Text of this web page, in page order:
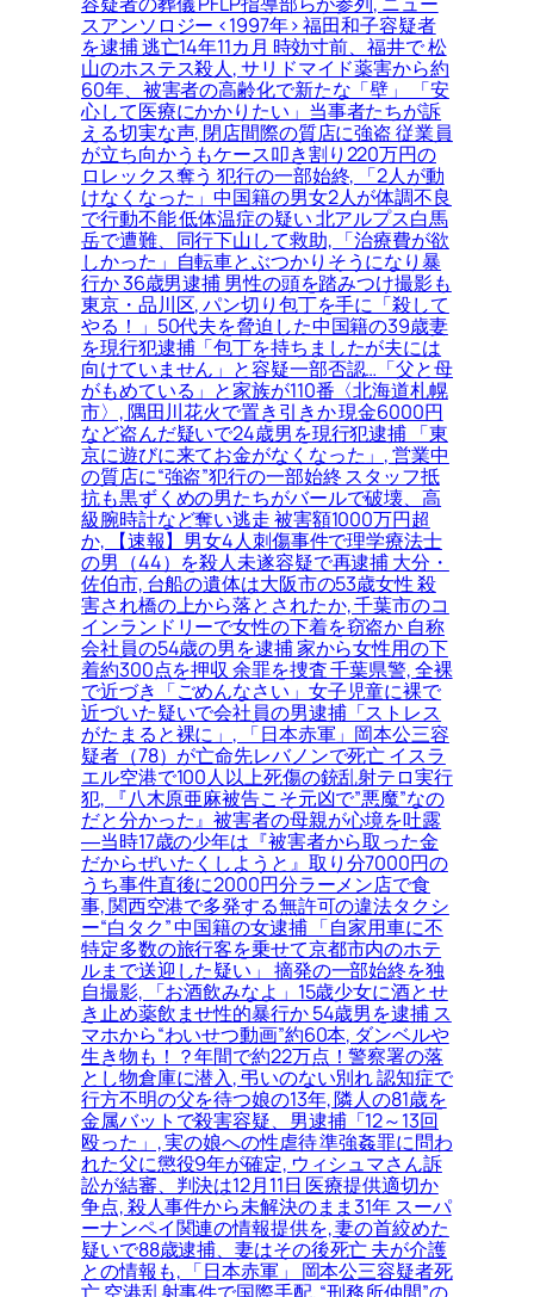
スアンソロジー <1997年> 福田和子容疑者
を逮捕 逃亡14年11カ月 時効寸前、福井で 松
山のホステス殺人, サリドマイド薬害から約
60年、被害者の高齢化で新たな「壁」 「安
心して医療にかかりたい」当事者たちが訴
える切実な声, 閉店間際の質店に強盗 従業員
が立ち向かうもケース叩き割り220万円の
ロレックス奪う 犯行の一部始終, 「2人が動
けなくなった」中国籍の男女2人が体調不良
で行動不能 低体温症の疑い 北アルプス白馬
岳で遭難、同行下山して救助, 「治療費が欲
しかった」自転車とぶつかりそうになり暴
行か 36歳男逮捕 男性の頭を踏みつけ撮影も
東京・品川区, パン切り包丁を手に「殺して
やる！」50代夫を脅迫した中国籍の39歳妻
を現行犯逮捕「包丁を持ちましたが夫には
向けていません」と容疑一部否認…「父と母
がもめている」と家族が110番〈北海道札幌
市〉, 隅田川花火で置き引きか 現金6000円
など盗んだ疑いで24歳男を現行犯逮捕 「東
京に遊びに来てお金がなくなった」, 営業中
の質店に“強盗”犯行の一部始終 スタッフ抵
抗も黒ずくめの男たちがバールで破壊、高
級腕時計など奪い逃走 被害額1000万円超
か, 【速報】男女4人刺傷事件で理学療法士
の男（44）を殺人未遂容疑で再逮捕 大分・
佐伯市, 台船の遺体は大阪市の53歳女性 殺
害され橋の上から落とされたか, 千葉市のコ
インランドリーで女性の下着を窃盗か 自称
会社員の54歳の男を逮捕 家から女性用の下
着約300点を押収 余罪を捜査 千葉県警, 全裸
で近づき「ごめんなさい」女子児童に裸で
近づいた疑いで会社員の男逮捕「ストレス
がたまると裸に」, 「日本赤軍」岡本公三容
疑者（78）が亡命先レバノンで死亡 イスラ
エル空港で100人以上死傷の銃乱射テロ実行
犯, 『八木原亜麻被告こそ元凶で”悪魔”なの
だと分かった』被害者の母親が心境を吐露
―当時17歳の少年は『被害者から取った金
だからぜいたくしようと』取り分7000円の
うち事件直後に2000円分ラーメン店で食
事, 関西空港で多発する無許可の違法タクシ
ー“白タク” 中国籍の女逮捕 「自家用車に不
特定多数の旅行客を乗せて京都市内のホテ
ルまで送迎した疑い」 摘発の一部始終を独
自撮影, 「お酒飲みなよ」15歳少女に酒とせ
き止め薬飲ませ性的暴行か 54歳男を逮捕 ス
マホから“わいせつ動画”約60本, ダンベルや
生き物も！？年間で約22万点！警察署の落
とし物倉庫に潜入, 弔いのない別れ 認知症で
行方不明の父を待つ娘の13年, 隣人の81歳を
金属バットで殺害容疑、男逮捕「12～13回
殴った」, 実の娘への性虐待 準強姦罪に問わ
れた父に懲役9年が確定, ウィシュマさん訴
訟が結審、判決は12月11日 医療提供適切か
争点, 殺人事件から未解決のまま31年 スーパ
ーナンペイ関連の情報提供を, 妻の首絞めた
疑いで88歳逮捕、妻はその後死亡 夫が介護
との情報も, 「日本赤軍」 岡本公三容疑者死